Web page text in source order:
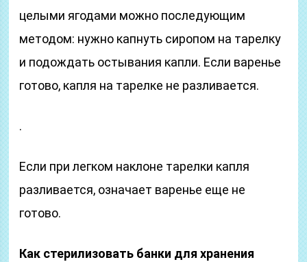
целыми ягодами можно последующим
методом: нужно капнуть сиропом на тарелку
и подождать остывания капли. Если варенье
готово, капля на тарелке не разливается.
.
Если при легком наклоне тарелки капля
разливается, означает варенье еще не
готово.
Как стерилизовать банки для хранения